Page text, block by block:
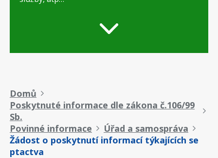
Drobečková
navigace
Domů
Poskytnuté informace dle zákona č.106/99
Sb.
Povinné informace
Úřad a samospráva
Žádost o poskytnutí informací týkajících se
ptactva